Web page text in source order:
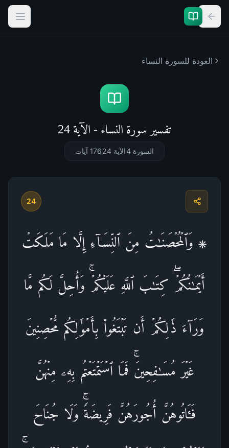
العودة للسورة النساء
تفسير سورة النساء - الآية 24
السورة 4 الآية 24 176 آيات
24
۞ وَٱلۡمُحۡصَنَـٰتُ مِنَ ٱلنِّسَاۤءِ إِلَّا مَا مَلَكَتۡ
أَیۡمَـٰنُكُمۡۖ كِتَـٰبَ ٱللَّهِ عَلَیۡكُمۡۚ وَأُحِلَّ لَكُم مَّا
وَرَاۤءَ ذَ ٰ⁠لِكُمۡ أَن تَبۡتَغُوا۟ بِأَمۡوَ ٰ⁠لِكُم مُّحۡصِنِینَ
غَیۡرَ مُسَـٰفِحِینَۚ فَمَا ٱسۡتَمۡتَعۡتُم بِهِۦ مِنۡهُنَّ
فَـَٔاتُوهُنَّ أُجُورَهُنَّ فَرِیضَةࣰۚ وَلَا جُنَاحَ